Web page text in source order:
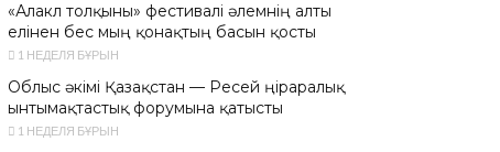
«Алакөл толқыны» фестивалі әлемнің алты
елінен бес мың қонақтың басын қосты
1 НЕДЕЛЯ БҰРЫН
Облыс әкімі Қазақстан — Ресей өңіраралық
ынтымақтастық форумына қатысты
1 НЕДЕЛЯ БҰРЫН